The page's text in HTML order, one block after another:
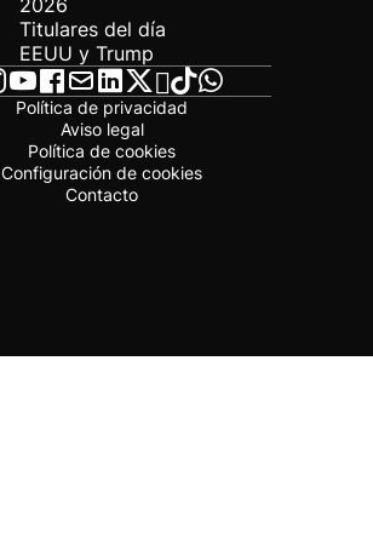
2026
Titulares del día
EEUU y Trump
Política de privacidad
Aviso legal
Política de cookies
Configuración de cookies
Contacto